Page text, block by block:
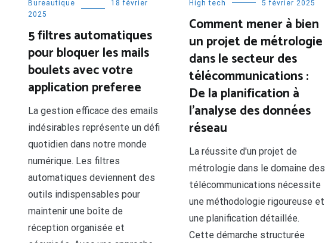
Bureautique
18 février
2025
5 filtres automatiques
pour bloquer les mails
boulets avec votre
application preferee
La gestion efficace des emails
indésirables représente un défi
quotidien dans notre monde
numérique. Les filtres
automatiques deviennent des
outils indispensables pour
maintenir une boîte de
réception organisée et
High tech 5 février 2025
Comment mener à bien
un projet de métrologie
dans le secteur des
télécommunications :
De la planification à
l’analyse des données
réseau
La réussite d'un projet de
métrologie dans le domaine des
télécommunications nécessite
une méthodologie rigoureuse et
une planification détaillée.
Cette démarche structurée